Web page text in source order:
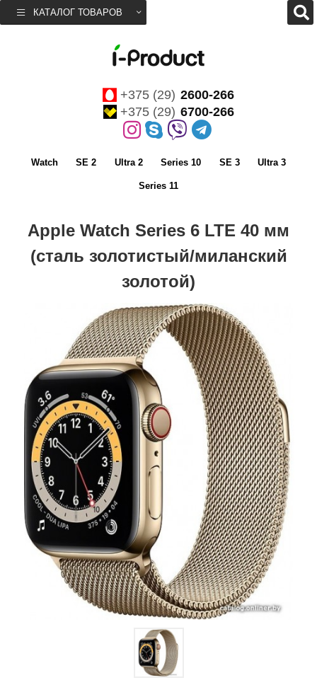
КАТАЛОГ ТОВАРОВ
+375 (29) 2600-266
+375 (29) 6700-266
Watch SE 2 Ultra 2 Series 10 SE 3 Ultra 3
Series 11
Apple Watch Series 6 LTE 40 мм
(сталь золотистый/миланский
золотой)